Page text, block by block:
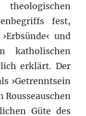
fest,
und
katholischen
erklärt. Der
›Getrenntsein
Rousseauschen
Güte des